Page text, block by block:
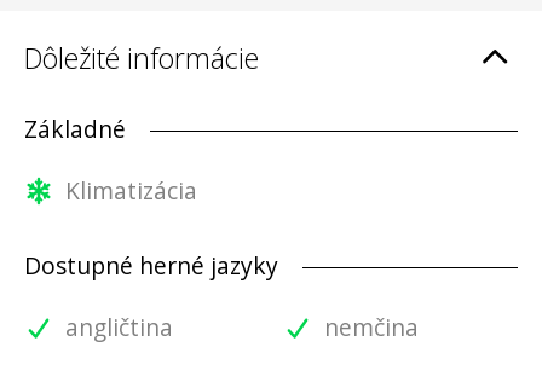
Dôležité informácie
Základné
Klimatizácia
Dostupné herné jazyky
angličtina
nemčina